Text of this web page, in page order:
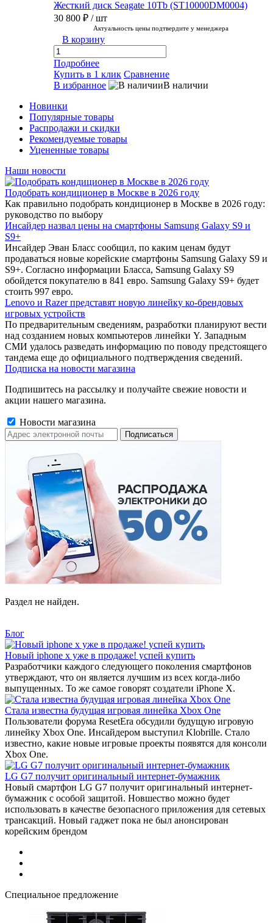
Жесткий диск Seagate 10Tb (ST10000DM0004)
30 800 ₽ / шт
Актуальность цены подтвердите у менеджера
В корзину
Подробнее
Купить в 1 клик Сравнение
В избранное
В наличии
Новинки
Популярные товары
Распродажи и скидки
Рекомендуемые товары
Уцененные товары
Наши новости
Подобрать кондиционер в Москве в 2026 году
Как правильно подобрать кондиционер в Москве в 2026 году:
руководство по выбору
Инсайдер назвал цены на смартфоны Samsung Galaxy S9 и
S9+
Инсайдер Эван Бласс сообщил, по каким ценам будут
продаваться новые корейские смартфоны Samsung Galaxy S9 и
S9+. Согласно информации Бласса, Samsung Galaxy S9
обойдется покупателю в 841 евро. Samsung Galaxy S9+ будет
стоить 997 евро.
Lenovo и Razer представят новую линейку ко-брендовых
игровых устройств
По предварительным сведениям, разработки планируют вести
над созданием новых компьютеров линейки Y. Западным
СМИ удалось разведать информацию по поводу предстоящего
тандема еще до официального подтверждения сведений.
Подписка на новости магазина
Подпишитесь на рассылку и получайте свежие новости и
акции нашего магазина.
Новости магазина
Раздел не найден.
Блог
Новый iphone x уже в продаже! успей купить
Разработчики каждого следующего поколения смартфонов
утверждают, что он является лучшим из всех когда-либо
выпущенных. То же самое говорят создатели iPhone X.
Стала известна будущая игровая линейка Xbox One
Пользователи форума ResetEra обсудили будущую игровую
линейку Xbox One. Инсайдером выступил Klobrille. Стало
известно, какие новые игровые проекты появятся для консоли
Xbox One.
LG G7 получит оригинальный интернет-бумажник
Новый смартфон LG G7 получит оригинальный интернет-
бумажник с особой защитой. Новшество можно будет
использовать в качестве безопасного приложения для сетевых
трансакций. Новый гаджет пока не был анонсирован
корейским брендом
Специальное предложение